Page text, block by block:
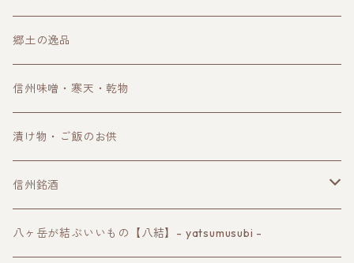
郷土の逸品
信州味噌・寒天・乾物
漬け物・ご飯のお供
信州銘酒
諏訪の地酒
八ヶ岳が結ぶいいもの【八結】- yatsumusubi -